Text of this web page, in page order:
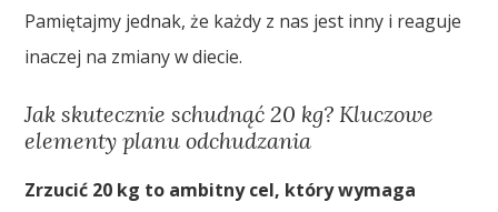
Pamiętajmy jednak, że każdy z nas jest inny i reaguje
inaczej na zmiany w diecie.
Jak skutecznie schudnąć 20 kg? Kluczowe
elementy planu odchudzania
Zrzucić 20 kg to ambitny cel, który wymaga